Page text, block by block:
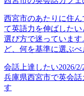
西宮市のあたりに住
て英語力を伸ばした
選び方で迷っていま
ど、何を基準に選ぶ
会話上達したい2026/2/
兵庫県西宮市で英会
す